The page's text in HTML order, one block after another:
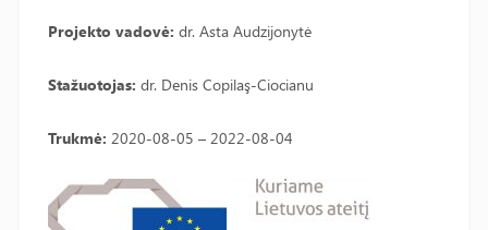
Projekto vadovė: dr. Asta Audzijonytė
Stažuotojas: dr. Denis Copilaş-Ciocianu
Trukmė: 2020-08-05 – 2022-08-04